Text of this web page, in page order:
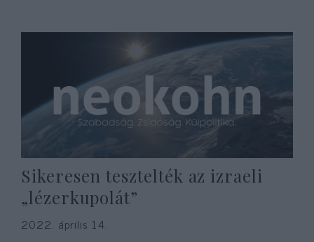
Sikeresen tesztelték az izraeli
„lézerkupolát”
2022. április 14.